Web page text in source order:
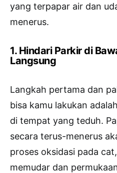
yang terpapar air dan
menerus.
1. Hindari Parkir di
Langsung
Langkah pertama dan
bisa kamu lakukan
di tempat yang teduh.
secara terus-menerus
proses oksidasi pada
memudar dan